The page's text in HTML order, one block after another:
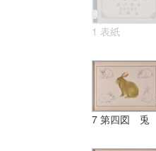
1 表紙
7 第四図 兎